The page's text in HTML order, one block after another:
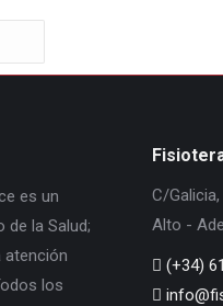
es un
de la Salud;
atención
los
C/
Alto -
(+34)